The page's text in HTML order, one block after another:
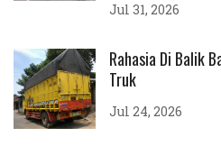
Jul 31, 2026
Rahasia Di Balik
Truk
Jul 24, 2026